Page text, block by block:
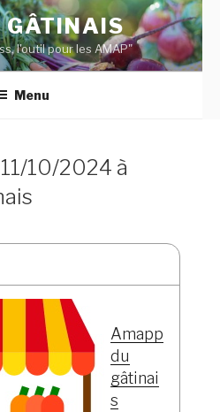
l'outil pour les AMAP"
Menu
10/2024 à
Amapp
du
gâtinai
s